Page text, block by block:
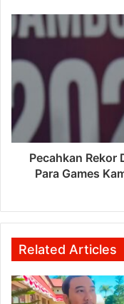
Pecahkan Rekor
Para Games
Related Articles